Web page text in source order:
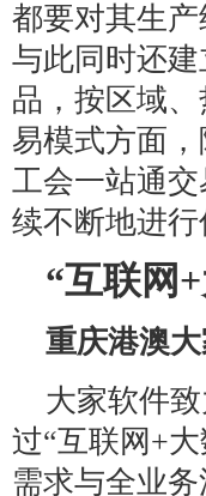
都要对其生
与此同时还
品，按区域
易模式方面
工会一站通
续不断地进
“互联网
重庆港澳
大家软件
过“互联网+
需求与全业